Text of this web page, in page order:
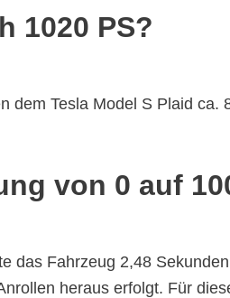
1020 PS?
dem Tesla Model S Plaid
von 0 auf
das Fahrzeug 2,48
heraus erfolgt. Für